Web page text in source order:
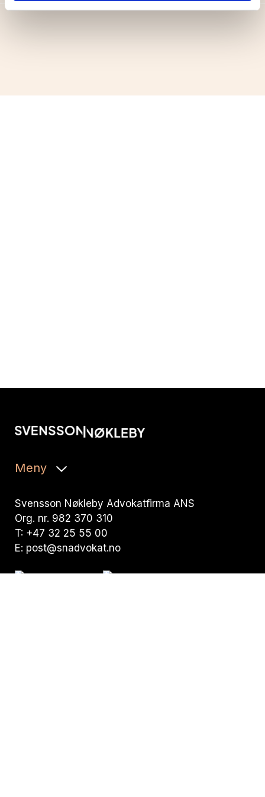
Meny
Svensson Nøkleby Advokatfirma ANS
Org. nr. 982 370 310
T: +47 32 25 55 00
E: post@snadvokat.no